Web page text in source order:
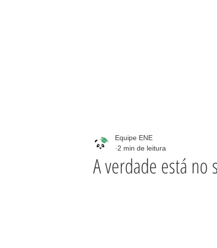
A verdade está
Equipe ENE
2 min de leitura